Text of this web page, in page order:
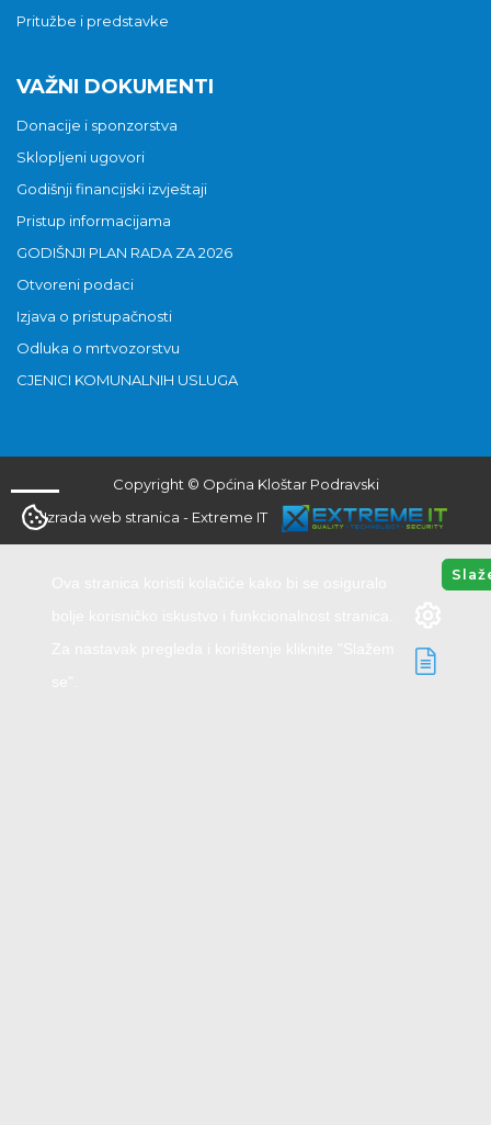
Pritužbe i predstavke
VAŽNI DOKUMENTI
Donacije i sponzorstva
Sklopljeni ugovori
Godišnji financijski izvještaji
Pristup informacijama
GODIŠNJI PLAN RADA ZA 2026
Otvoreni podaci
Izjava o pristupačnosti
Odluka o mrtvozorstvu
CJENICI KOMUNALNIH USLUGA
Copyright © Općina Kloštar Podravski
Izrada web stranica - Extreme IT